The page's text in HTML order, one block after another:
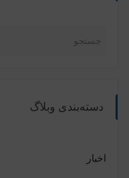
دسته‌بندی وبلاگ
اخبار